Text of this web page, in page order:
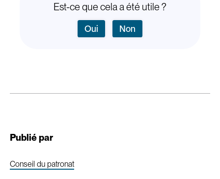
Est-ce que cela a été utile ?
Oui Non
Publié par
Conseil du patronat